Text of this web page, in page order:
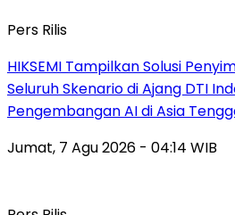
Pers Rilis
HIKSEMI Tampilkan Solusi
Seluruh Skenario di Ajang DTI
Pengembangan AI di Asia
Jumat, 7 Agu 2026 - 04:14 WIB